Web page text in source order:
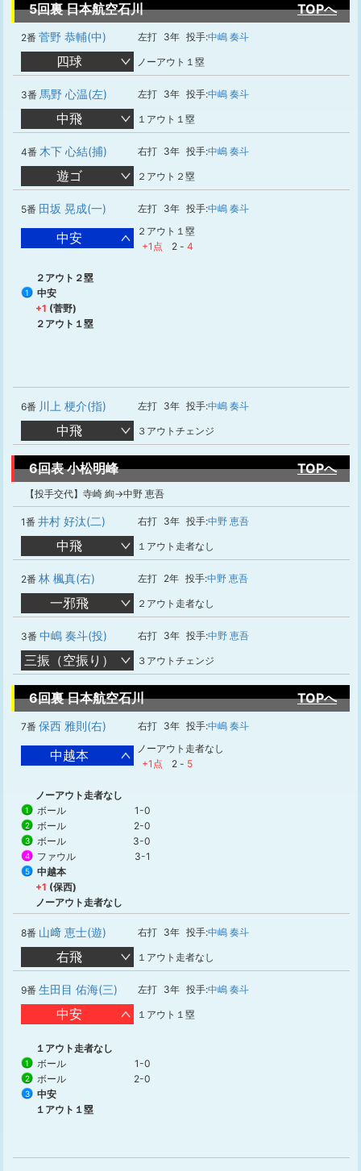
5回裏 日本航空石川 TOPへ
2番 菅野 恭輔(中) 左打 3年 投手:中嶋 奏斗
四球 ノーアウト１塁
3番 馬野 心温(左) 左打 3年 投手:中嶋 奏斗
中飛 １アウト１塁
4番 木下 心結(捕) 右打 3年 投手:中嶋 奏斗
遊ゴ ２アウト２塁
5番 田坂 晃成(一) 左打 3年 投手:中嶋 奏斗
中安
２アウト１塁
+1点
2 - 4
２アウト２塁
1
中安
+1 (菅野)
２アウト１塁
6番 川上 梗介(指) 左打 3年 投手:中嶋 奏斗
中飛 ３アウトチェンジ
6回表 小松明峰 TOPへ
【投手交代】寺崎 絢→中野 恵吾
1番 井村 好汰(二) 右打 3年 投手:中野 恵吾
中飛 １アウト走者なし
2番 林 楓真(右) 左打 2年 投手:中野 恵吾
一邪飛 ２アウト走者なし
3番 中嶋 奏斗(投) 右打 3年 投手:中野 恵吾
三振（空振り） ３アウトチェンジ
6回裏 日本航空石川 TOPへ
7番 保西 雅則(右) 右打 3年 投手:中嶋 奏斗
中越本
ノーアウト走者なし
+1点
2 - 5
ノーアウト走者なし
1 ボール 1-0
2 ボール 2-0
3 ボール 3-0
4 ファウル 3-1
5
中越本
+1 (保西)
ノーアウト走者なし
8番 山﨑 恵士(遊) 右打 3年 投手:中嶋 奏斗
右飛 １アウト走者なし
9番 生田目 佑海(三) 左打 3年 投手:中嶋 奏斗
中安 １アウト１塁
１アウト走者なし
1 ボール 1-0
2 ボール 2-0
3
中安
１アウト１塁